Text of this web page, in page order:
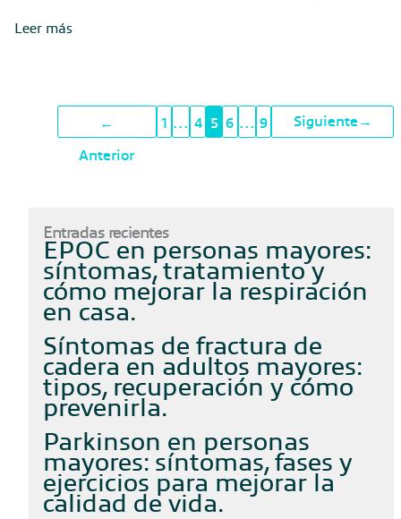
Cómo
mayores:
seguridad
comodidad
Leer más
←
Anterior
1 … 4 5 6 … 9 Siguiente→
Entradas recientes
EPOC en personas mayores:
síntomas, tratamiento y
cómo mejorar la respiración
en casa
Síntomas de fractura de
cadera en adultos mayores:
tipos, recuperación y cómo
prevenirla
Parkinson en personas
mayores: síntomas, fases y
ejercicios para mejorar la
calidad de vida